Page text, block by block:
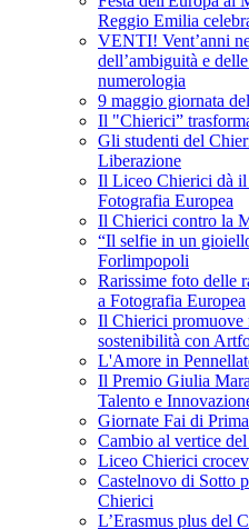
Reggio Emilia
VENTI! Vent’anni
dell’ambiguità e
numerologia
9 maggio giornata
Il "Chierici”
Gli studenti del
Liberazione
Il Liceo Chierici dà il
Fotografia Europea
Il Chierici contro la
“Il selfie in un
Forlimpopoli
Rarissime foto delle
a Fotografia Europea
Il Chierici promuove
sostenibilità con
L'Amore in
Il Premio Giulia
Talento e
Giornate Fai di
Cambio al vertice
Liceo Chierici
Castelnovo di Sotto
Chierici
L’Erasmus plus del